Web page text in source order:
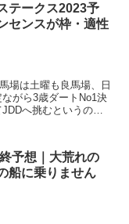
テークス2023予
センスが枠・適性
場は土曜も良馬場、日
へ挑むというのが
予想｜大荒れの
船に乗りません